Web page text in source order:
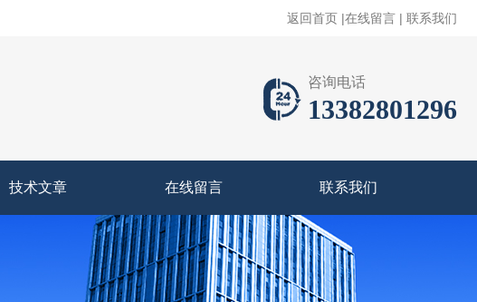
返回首页 |在线留言 | 联系我们
咨询电话
13382801296
技术文章 在线留言 联系我们